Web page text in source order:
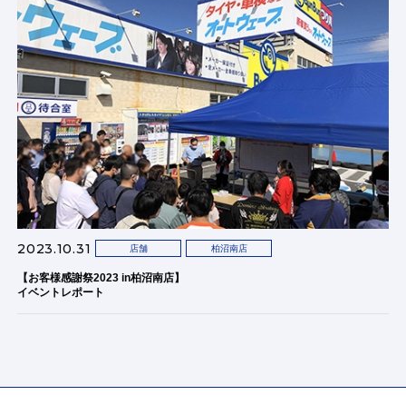
2023.10.31 店舗 柏沼南店
【お客様感謝祭2023 in柏沼南店】
イベントレポート